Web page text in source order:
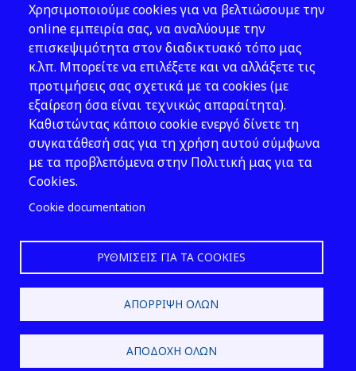
Νομοθεσία
Εκδόσεις
Νέα - Εκδηλώσεις
Ακολουθήστε μας
Χρησιμοποιούμε cookies για να βελτιώσουμε την
online εμπειρία σας, να αναλύουμε την
επισκεψιμότητα στον διαδικτυακό τόπο μας
κ.λπ. Μπορείτε να επιλέξετε και να αλλάξετε τις
προτιμήσεις σας σχετικά με τα cookies (με
εξαίρεση όσα είναι τεχνικώς απαραίτητα).
Καθιστώντας κάποιο cookie ενεργό δίνετε τη
συγκατάθεσή σας για τη χρήση αυτού σύμφωνα
με τα προβλεπόμενα στην Πολιτική μας για τα
Cookies.
Cookie documentation
ΡΥΘΜΊΣΕΙΣ ΓΙΑ ΤΑ COOKIES
ΑΠΌΡΡΙΨΗ ΌΛΩΝ
ΑΠΟΔΟΧΉ ΌΛΩΝ
2026 © ΕΛ.ΙΝ.Υ.Α.Ε.
Design & Development by